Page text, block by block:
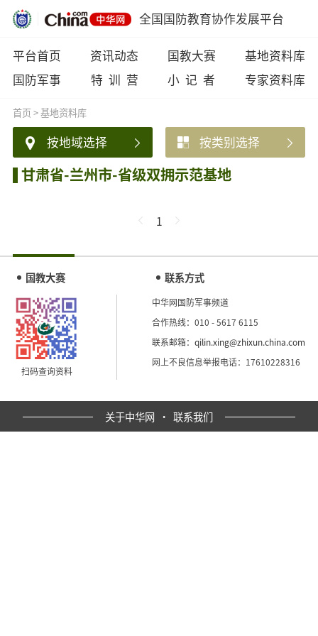
全国国防教育协作发展平台
平台首页 资讯动态 国教大赛
基地资料库
国防军事
特 训 营 小 记 者 专家资料库
首页>基地资料库
按地域选择 按类别选择
甘肃省-兰州市-省级双拥示范基地
1
国教大赛
扫码查询资料
联系方式
中华网国防军事频道
合作热线：010 - 5617 6115
联系邮箱：qilin.xing@zhixun.china.com
网上不良信息举报电话：17610228316
关于中华网 · 联系我们